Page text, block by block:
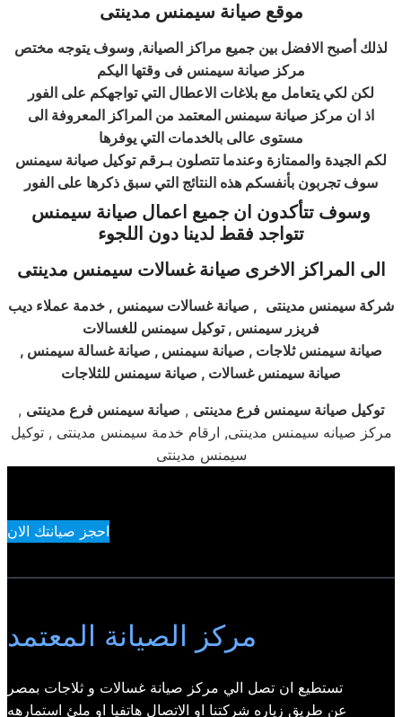
موقع صيانة سيمنس مدينتى
لذلك أصبح الافضل بين جميع مراكز الصيانة, وسوف يتوجه مختص
مركز صيانة سيمنس فى وقتها اليكم
لكن لكي يتعامل مع بلاغات الاعطال التي تواجهكم على الفور
اذ ان مركز صيانة سيمنس المعتمد من المراكز المعروفة الى
مستوى عالى بالخدمات التي يوفرها
لكم الجيدة والممتازة وعندما تتصلون بـرقم توكيل صيانة سيمنس
سوف تجربون بأنفسكم هذه النتائج التي سبق ذكرها على الفور
وسوف تتأكدون ان جميع اعمال صيانة سيمنس
تتواجد فقط لدينا دون اللجوء
الى المراكز الاخرى صيانة غسالات سيمنس مدينتى
شركة سيمنس مدينتى , صيانة غسالات سيمنس , خدمة عملاء ديب
فريزر سيمنس , توكيل سيمنس للغسالات
صيانة سيمنس ثلاجات , صيانة سيمنس , صيانة غسالة سيمنس ,
صيانة سيمنس غسالات , صيانة سيمنس للثلاجات
توكيل صيانة سيمنس فرع مدينتى , صيانة سيمنس فرع مدينتى ,
مركز صيانه سيمنس مدينتى, ارقام خدمة سيمنس مدينتى , توكيل
سيمنس مدينتى
احجز صيانتك الان
مركز الصيانة المعتمد
تستطيع ان تصل الي مركز صيانة غسالات و ثلاجات بمصر
عن طريق زياره شركتنا او الاتصال هاتفيا او ملئ استمارهه